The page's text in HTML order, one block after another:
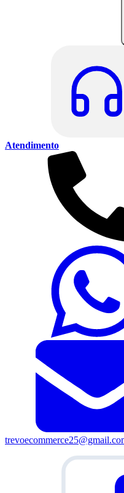
Atendimento